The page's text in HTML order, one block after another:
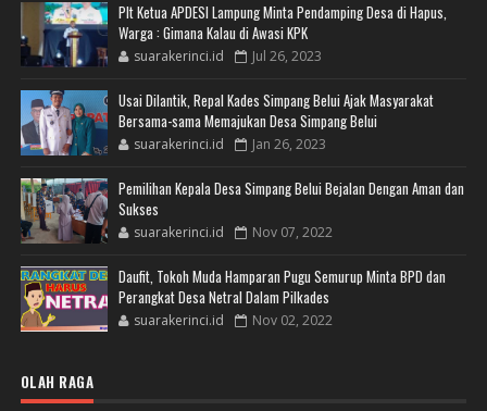
Plt Ketua APDESI Lampung Minta Pendamping Desa di Hapus,
Warga : Gimana Kalau di Awasi KPK
suarakerinci.id Jul 26, 2023
Usai Dilantik, Repal Kades Simpang Belui Ajak Masyarakat
Bersama-sama Memajukan Desa Simpang Belui
suarakerinci.id Jan 26, 2023
Pemilihan Kepala Desa Simpang Belui Bejalan Dengan Aman dan
Sukses
suarakerinci.id Nov 07, 2022
Daufit, Tokoh Muda Hamparan Pugu Semurup Minta BPD dan
Perangkat Desa Netral Dalam Pilkades
suarakerinci.id Nov 02, 2022
OLAH RAGA